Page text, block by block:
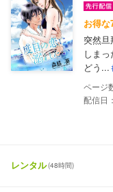
お得
突然
しま
どう...
配信日
レンタル(48時間)